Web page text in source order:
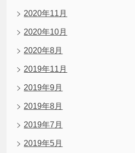
2020年11月
2020年10月
2020年8月
2019年11月
2019年9月
2019年8月
2019年7月
2019年5月